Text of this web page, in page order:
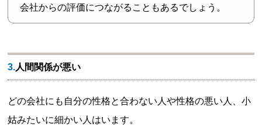
会社からの評価につながることもあるでしょう。
3.人間関係が悪い
どの会社にも自分の性格と合わない人や性格の悪い人、小
姑みたいに細かい人はいます。